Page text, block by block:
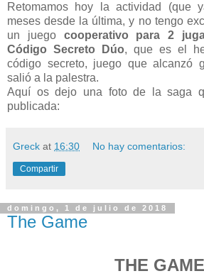
Retomamos hoy la actividad (que
meses desde la última, y no tengo
un juego cooperativo para 2
Código Secreto Dúo, que es el
código secreto, juego que alcanzó
salió a la palestra.
Aquí os dejo una foto de la saga
publicada:
Greck at 16:30 No hay comentarios:
Compartir
domingo, 1 de julio de 2018
The Game
THE GAME